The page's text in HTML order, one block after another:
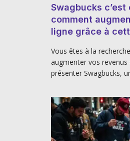
Swagbucks
comment
ligne grâce à
Vous êtes à la
augmenter vos revenus
présenter Swagbucks,